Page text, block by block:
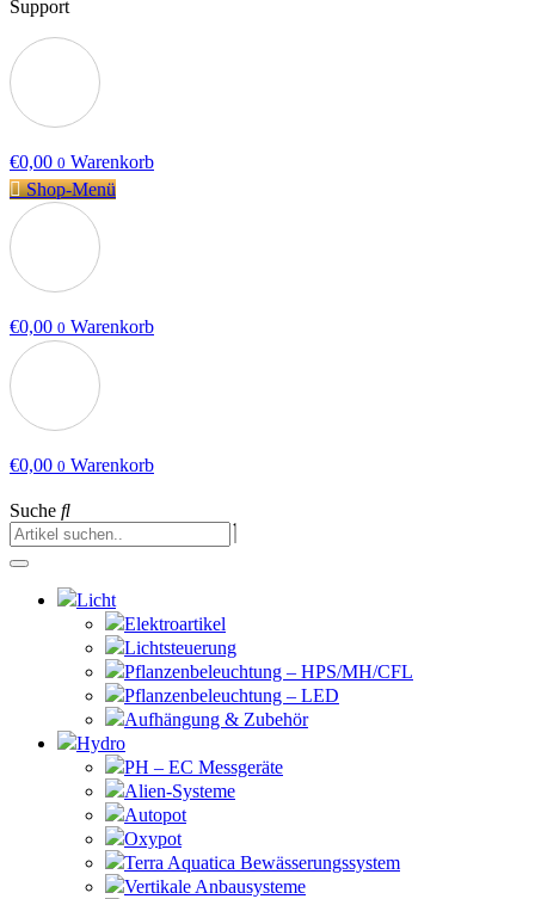
Support
€0,00 0 Warenkorb
Shop-Menü
€0,00 0 Warenkorb
€0,00 0 Warenkorb
Suche
Licht
Elektroartikel
Lichtsteuerung
Pflanzenbeleuchtung – HPS/MH/CFL
Pflanzenbeleuchtung – LED
Aufhängung & Zubehör
Hydro
PH – EC Messgeräte
Alien-Systeme
Autopot
Oxypot
Terra Aquatica Bewässerungssystem
Vertikale Anbausysteme